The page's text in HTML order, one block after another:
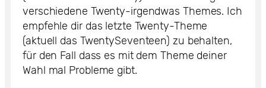
verschiedene Twenty-irgendwas Themes. Ich
empfehle dir das letzte Twenty-Theme
(aktuell das TwentySeventeen) zu behalten,
für den Fall dass es mit dem Theme deiner
Wahl mal Probleme gibt.